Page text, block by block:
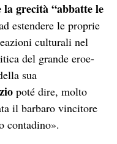
la grecità “abbatte le
estendere le proprie
culturali nel
del grande eroe-
sua
poté dire, molto
il barbaro vincitore
contadino».